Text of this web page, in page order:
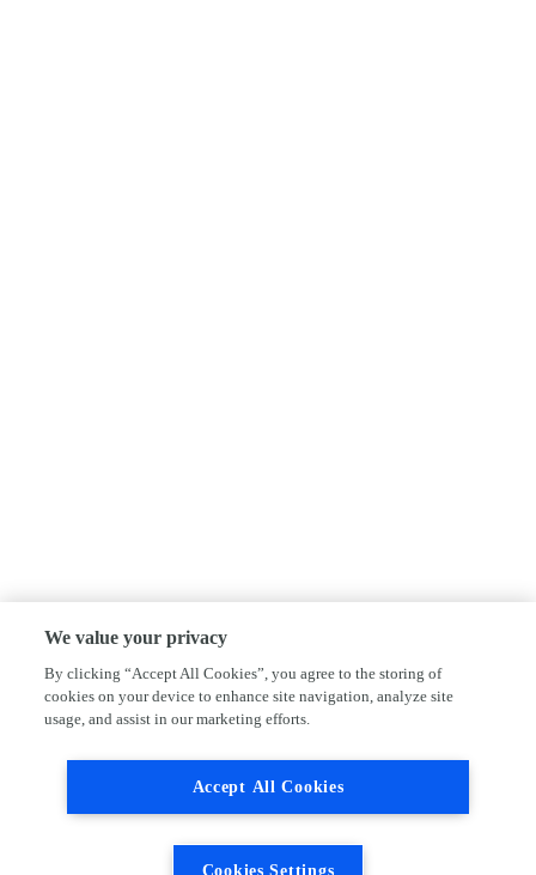
We value your privacy
By clicking “Accept All Cookies”, you agree to the storing of
cookies on your device to enhance site navigation, analyze site
usage, and assist in our marketing efforts.
Accept All Cookies
Cookies Settings